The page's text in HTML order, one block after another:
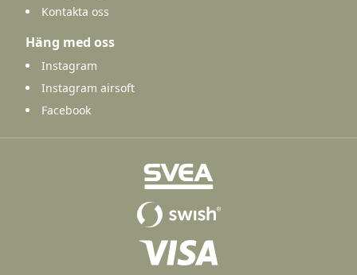
Kontakta oss
Häng med oss
Instagram
Instagram airsoft
Facebook